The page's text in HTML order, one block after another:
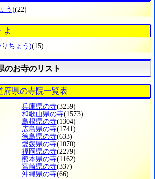
う)(22)
よ
ちょう)(15)
のお寺のリスト
府県の寺院一覧表
兵庫県の寺(3259)
和歌山県の寺(1573)
島根県の寺(1304)
広島県の寺(1741)
徳島県の寺(633)
愛媛県の寺(1070)
福岡県の寺(2279)
熊本県の寺(1162)
宮崎県の寺(337)
沖縄県の寺(66)